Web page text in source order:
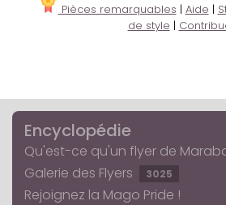
Pièces remarquables | Aide |
de style |
Encyclopédie
Qu'est-ce qu'un flyer de
Galerie des Flyers
3025
Rejoignez la Mago Pride !